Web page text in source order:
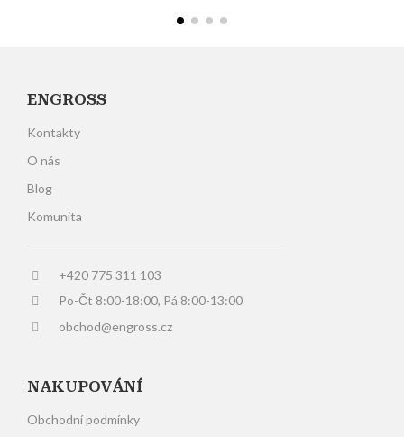
ENGROSS
Kontakty
O nás
Blog
Komunita
+420 775 311 103
Po-Čt 8:00-18:00, Pá 8:00-13:00
obchod@engross.cz
NAKUPOVÁNÍ
Obchodní podmínky